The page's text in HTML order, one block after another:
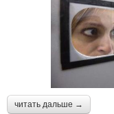
читать дальше →